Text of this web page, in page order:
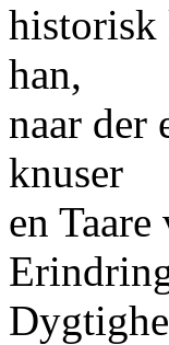
historisk
han,
naar der
knuser
en